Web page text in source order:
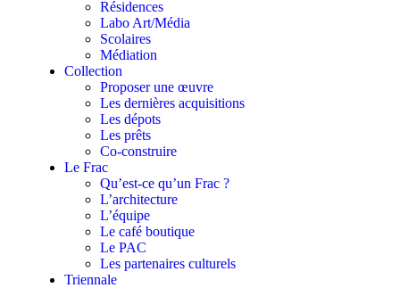
Résidences
Labo Art/Média
Scolaires
Médiation
Collection
Proposer une œuvre
Les dernières acquisitions
Les dépots
Les prêts
Co-construire
Le Frac
Qu’est-ce qu’un Frac ?
L’architecture
L’équipe
Le café boutique
Le PAC
Les partenaires culturels
Triennale